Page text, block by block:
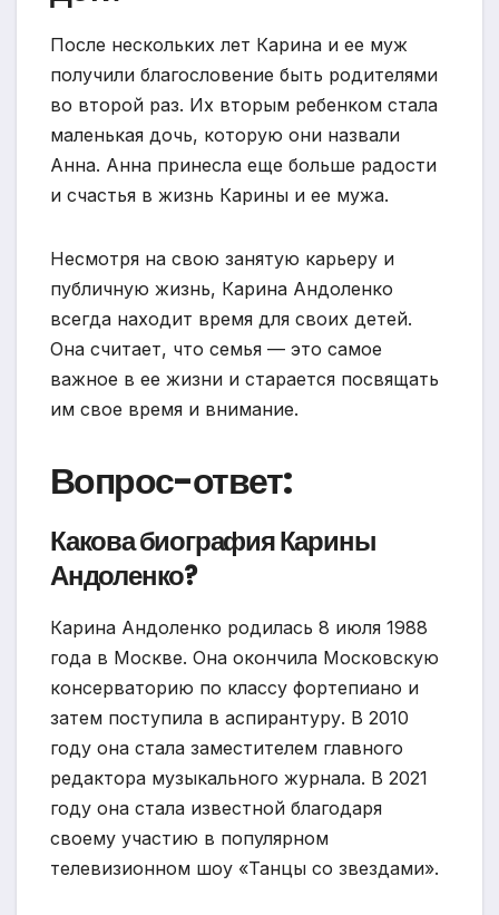
После нескольких лет Карина и ее муж
получили благословение быть родителями
во второй раз. Их вторым ребенком стала
маленькая дочь, которую они назвали
Анна. Анна принесла еще больше радости
и счастья в жизнь Карины и ее мужа.
Несмотря на свою занятую карьеру и
публичную жизнь, Карина Андоленко
всегда находит время для своих детей.
Она считает, что семья — это самое
важное в ее жизни и старается посвящать
им свое время и внимание.
Вопрос-ответ:
Какова биография Карины
Андоленко?
Карина Андоленко родилась 8 июля 1988
года в Москве. Она окончила Московскую
консерваторию по классу фортепиано и
затем поступила в аспирантуру. В 2010
году она стала заместителем главного
редактора музыкального журнала. В 2021
году она стала известной благодаря
своему участию в популярном
телевизионном шоу «Танцы со звездами».